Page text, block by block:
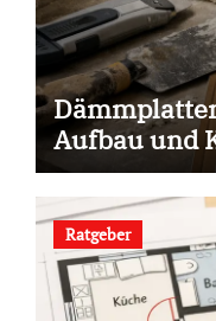
Aufbau und
Ratgeber